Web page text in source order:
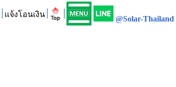
แจ้งโอนเงิน
@Solar-Thailand